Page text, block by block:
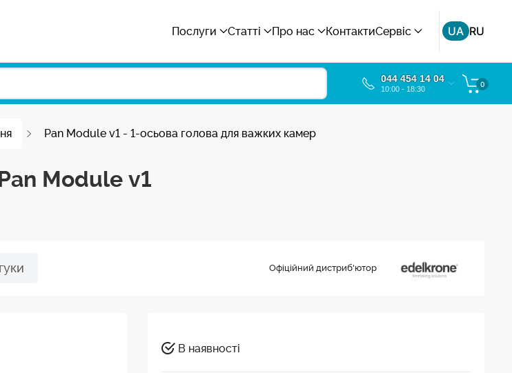
Послуги Статті Про нас КонтактиСервіс UA RU
044 454 14 04
10:00 - 18:30
0
Pan Module v1 - 1-осьова голова для важких камер
Module v1
Офіційний дистриб'ютор
В наявності